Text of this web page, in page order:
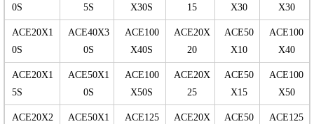
0S
5S
X30S
15
X30
X30
ACE20X1
0S
ACE40X3
0S
ACE100
X40S
ACE20X
20
ACE50
X10
ACE100
X40
ACE20X1
5S
ACE50X1
0S
ACE100
X50S
ACE20X
25
ACE50
X15
ACE100
X50
ACE20X2
ACE50X1
ACE125
ACE20X
ACE50
ACE125